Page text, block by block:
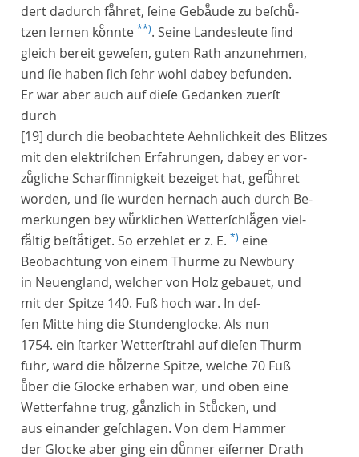
dert dadurch faͤhret, ſeine Gebaͤude zu beſchuͤ-
tzen lernen koͤnnte **). Seine Landesleute ſind
gleich bereit geweſen, guten Rath anzunehmen,
und ſie haben ſich ſehr wohl dabey befunden.
Er war aber auch auf dieſe Gedanken zuerſt
durch
[19] durch die beobachtete Aehnlichkeit des Blitzes
mit den elektriſchen Erfahrungen, dabey er vor-
zuͤgliche Scharfſinnigkeit bezeiget hat, gefuͤhret
worden, und ſie wurden hernach auch durch Be-
merkungen bey wuͤrklichen Wetterſchlaͤgen viel-
faͤltig beſtaͤtiget. So erzehlet er z. E. *) eine
Beobachtung von einem Thurme zu Newbury
in Neuengland, welcher von Holz gebauet, und
mit der Spitze 140. Fuß hoch war. In deſ-
ſen Mitte hing die Stundenglocke. Als nun
1754. ein ſtarker Wetterſtrahl auf dieſen Thurm
fuhr, ward die hoͤlzerne Spitze, welche 70 Fuß
uͤber die Glocke erhaben war, und oben eine
Wetterfahne trug, gaͤnzlich in Stuͤcken, und
aus einander geſchlagen. Von dem Hammer
der Glocke aber ging ein duͤnner eiſerner Drath